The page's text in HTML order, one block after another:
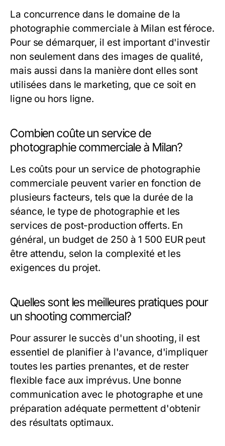
La concurrence dans le domaine de la
photographie commerciale à Milan est féroce.
Pour se démarquer, il est important d'investir
non seulement dans des images de qualité,
mais aussi dans la manière dont elles sont
utilisées dans le marketing, que ce soit en
ligne ou hors ligne.
Combien coûte un service de
photographie commerciale à Milan?
Les coûts pour un service de photographie
commerciale peuvent varier en fonction de
plusieurs facteurs, tels que la durée de la
séance, le type de photographie et les
services de post-production offerts. En
général, un budget de 250 à 1 500 EUR peut
être attendu, selon la complexité et les
exigences du projet.
Quelles sont les meilleures pratiques pour
un shooting commercial?
Pour assurer le succès d'un shooting, il est
essentiel de planifier à l'avance, d'impliquer
toutes les parties prenantes, et de rester
flexible face aux imprévus. Une bonne
communication avec le photographe et une
préparation adéquate permettent d'obtenir
des résultats optimaux.